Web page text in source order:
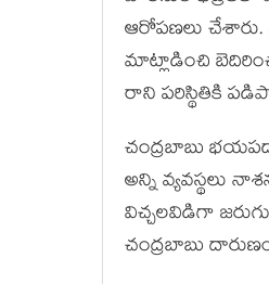
ఆరోపణలు
మాట్లాడించి
రాని పరిస్థితికి
చంద్రబాబు
అన్ని వ్యవస్థలు
విచ్చలవిడిగా
చంద్రబాబు